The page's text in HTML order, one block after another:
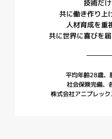
技術だけ
共に働き作り上
人材育成を重
共に世界に喜びを
平均年齢28歳、
社会保険完備、
株式会社アニプレッ